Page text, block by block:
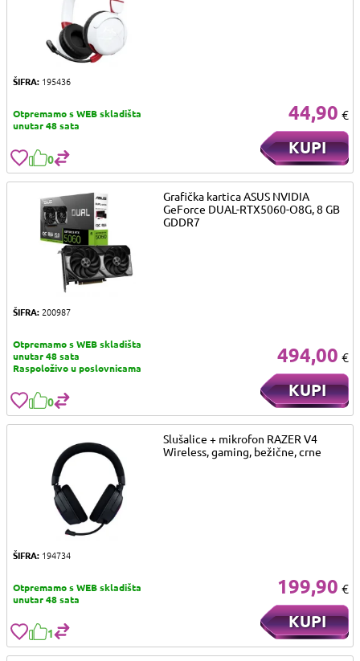
ŠIFRA: 195436
Otpremamo s WEB skladišta
unutar 48 sata
44,90 €
KUPI
0
ŠIFRA: 200987
Otpremamo s WEB skladišta
unutar 48 sata
Raspoloživo u poslovnicama
Grafička kartica ASUS NVIDIA
GeForce DUAL-RTX5060-O8G, 8 GB
GDDR7
494,00 €
KUPI
0
ŠIFRA: 194734
Otpremamo s WEB skladišta
unutar 48 sata
Slušalice + mikrofon RAZER V4
Wireless, gaming, bežične, crne
199,90 €
KUPI
1